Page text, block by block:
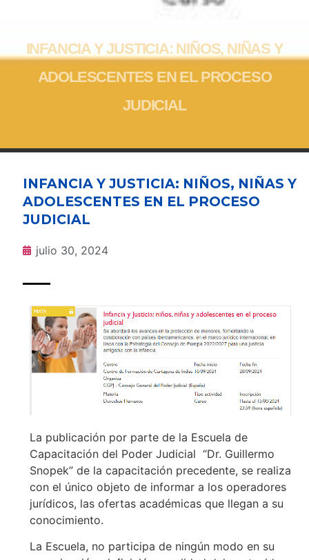
INFANCIA Y JUSTICIA: NIÑOS, NIÑAS Y
ADOLESCENTES EN EL PROCESO
JUDICIAL
INFANCIA Y JUSTICIA: NIÑOS, NIÑAS Y
ADOLESCENTES EN EL PROCESO
JUDICIAL
julio 30, 2024
La publicación por parte de la Escuela de
Capacitación del Poder Judicial “Dr. Guillermo
Snopek” de la capacitación precedente, se realiza
con el único objeto de informar a los operadores
jurídicos, las ofertas académicas que llegan a su
conocimiento.
La Escuela, no participa de ningún modo en su